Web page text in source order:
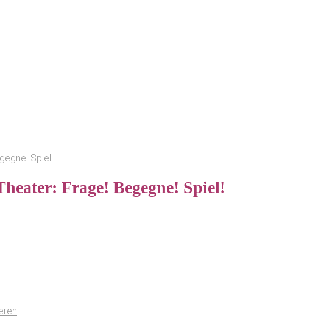
Spiel!
Frage! Begegne! Spiel!